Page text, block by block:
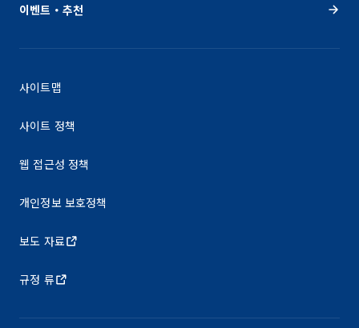
이벤트・추천
사이트맵
사이트 정책
웹 접근성 정책
개인정보 보호정책
보도 자료
규정 류